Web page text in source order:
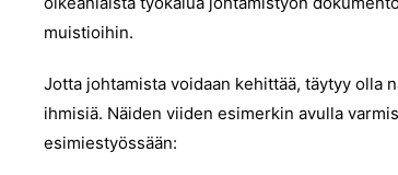
muistioihin.
Jotta johtamista voidaan kehittää, täytyy olla
ihmisiä. Näiden viiden esimerkin avulla
esimiestyössään: